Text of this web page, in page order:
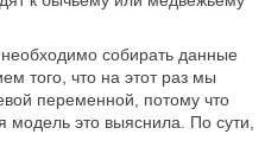
собирать данные
того, что на этот раз мы
переменной, потому что
это выяснила. По сути,